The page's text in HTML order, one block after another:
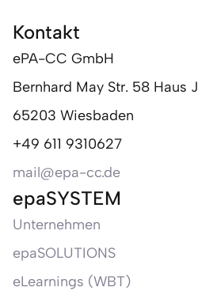
Kontakt
ePA-CC GmbH
Bernhard May Str. 58 Haus J
65203 Wiesbaden
+49 611 9310627
mail@epa-cc.de
epaSYSTEM
Unternehmen
epaSOLUTIONS
eLearnings (WBT)